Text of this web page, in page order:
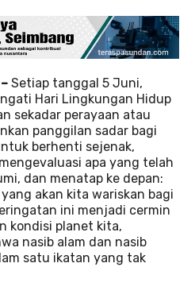
Setiap tanggal 5 Juni,
Hari Lingkungan Hidup
sekadar perayaan atau
panggilan sadar bagi
berhenti sejenak,
apa yang telah
dan menatap ke depan:
akan kita wariskan bagi
ini menjadi cermin
kondisi planet kita,
nasib alam dan nasib
satu ikatan yang tak